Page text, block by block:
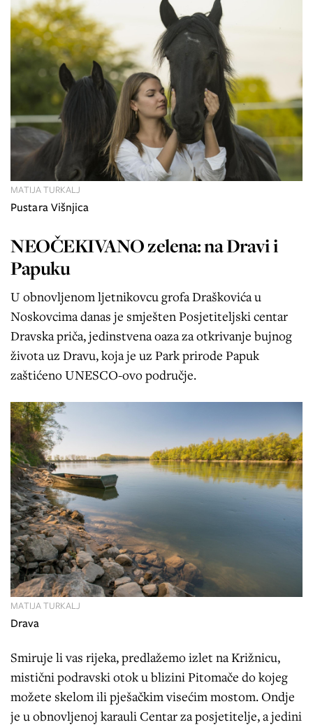
Pustara Višnjica
MATIJA TURKALJ
NEOČEKIVANO zelena: na Dravi i
Papuku
U obnovljenom ljetnikovcu grofa Draškovića u
Noskovcima danas je smješten Posjetiteljski centar
Dravska priča, jedinstvena oaza za otkrivanje bujnog
života uz Dravu, koja je uz Park prirode Papuk
zaštićeno UNESCO-ovo područje.
Drava
MATIJA TURKALJ
Smiruje li vas rijeka, predlažemo izlet na Križnicu,
mistični podravski otok u blizini Pitomače do kojeg
možete skelom ili pješačkim visećim mostom. Ondje
je u obnovljenoj karauli Centar za posjetitelje, a jedini